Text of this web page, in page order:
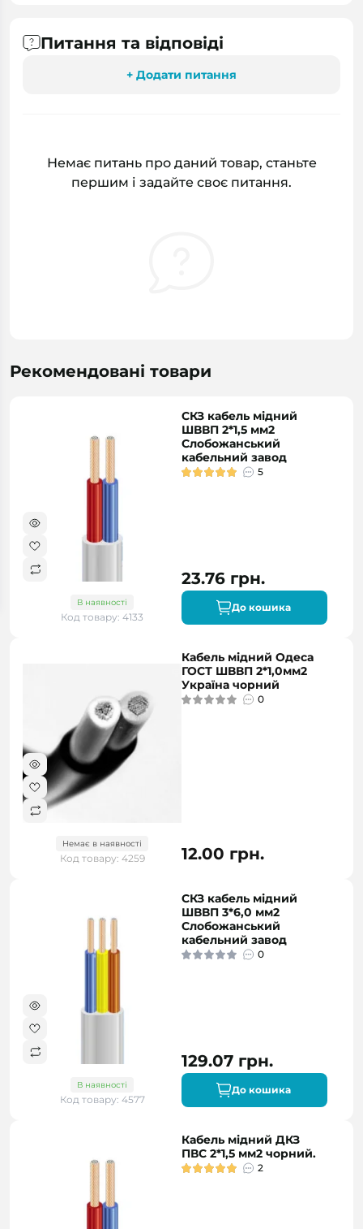
Питання та відповіді
+ Додати питання
Немає питань про даний товар, станьте
першим і задайте своє питання.
Рекомендовані товари
В наявності
Код товару: 4133
СКЗ кабель мідний
ШВВП 2*1,5 мм2
Слобожанський
кабельний завод
5
23.76 грн.
До кошика
Немає в наявності
Код товару: 4259
Кабель мідний Одеса
ГОСТ ШВВП 2*1,0мм2
Україна чорний
0
12.00 грн.
В наявності
Код товару: 4577
СКЗ кабель мідний
ШВВП 3*6,0 мм2
Слобожанський
кабельний завод
0
129.07 грн.
До кошика
Кабель мідний ДКЗ
ПВС 2*1,5 мм2 чорний.
2